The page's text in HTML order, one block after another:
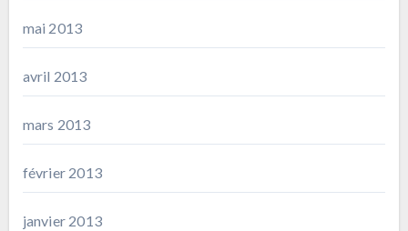
mai 2013
avril 2013
mars 2013
février 2013
janvier 2013